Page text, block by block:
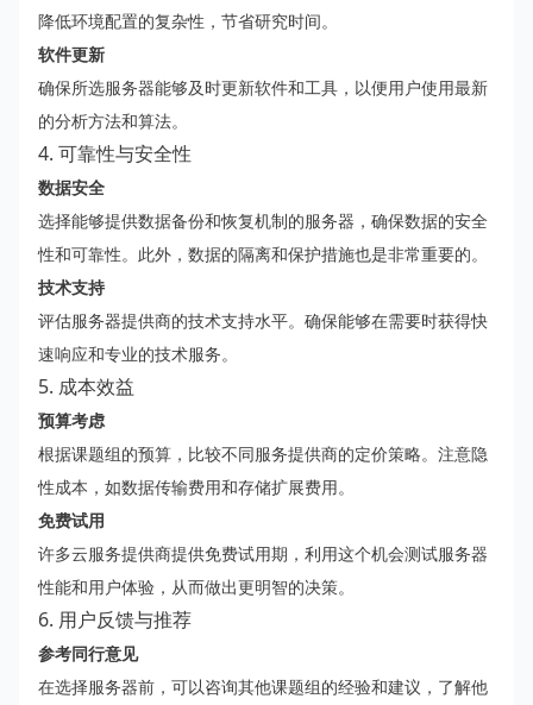
降低环境配置的复杂性，节省研究时间。
软件更新
确保所选服务器能够及时更新软件和工具，以便用户使用最新
的分析方法和算法。
4. 可靠性与安全性
数据安全
选择能够提供数据备份和恢复机制的服务器，确保数据的安全
性和可靠性。此外，数据的隔离和保护措施也是非常重要的。
技术支持
评估服务器提供商的技术支持水平。确保能够在需要时获得快
速响应和专业的技术服务。
5. 成本效益
预算考虑
根据课题组的预算，比较不同服务提供商的定价策略。注意隐
性成本，如数据传输费用和存储扩展费用。
免费试用
许多云服务提供商提供免费试用期，利用这个机会测试服务器
性能和用户体验，从而做出更明智的决策。
6. 用户反馈与推荐
参考同行意见
在选择服务器前，可以咨询其他课题组的经验和建议，了解他